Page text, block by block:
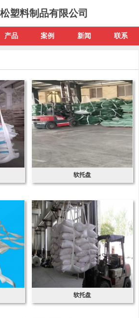
塑料制品有限公司
产品 案例 新闻 联系
软托盘
软托盘